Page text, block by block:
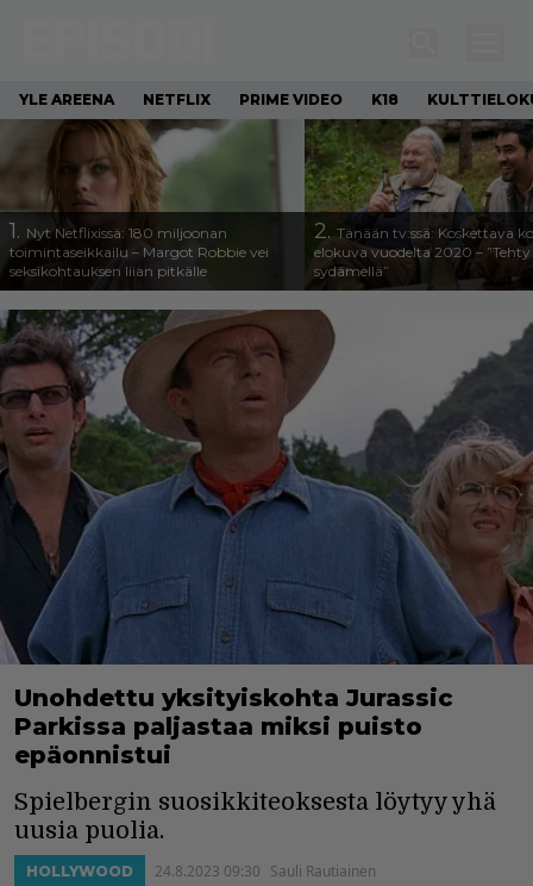
YLE AREENA NETFLIX PRIME VIDEO K18
1. Nyt Netflixissä: 180 miljoonan
toimintaseikkailu – Margot Robbie vei
seksikohtauksen liian pitkälle
2. Tänään tv:ssä: Koskettava
elokuva vuodelta 2020 – ”Tehty
sydämellä”
Unohdettu yksityiskohta Jurassic
Parkissa paljastaa miksi puisto
epäonnistui
Spielbergin suosikkiteoksesta löytyy yhä
uusia puolia.
HOLLYWOOD 24.8.2023 09:30 Sauli Rautiainen